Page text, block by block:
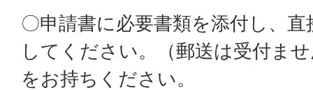
〇申請書に必要書類を添付し、
してください。（郵送は受付ま
をお持ちください。